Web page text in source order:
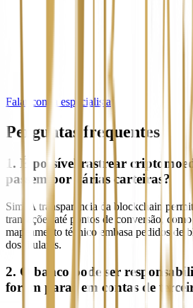
Falar com a especialista
Perguntas frequentes
1. É possível rastrear
passem por várias carteiras?
Sim. A transparência da blockchain
transações até pontos de conversão,
mapeamento técnico embasa pedidos de
dos titulares.
2. O banco pode ser
foram parar em contas de